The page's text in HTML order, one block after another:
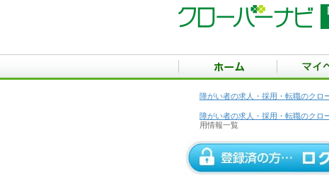
障がい者の求人・採用・転職のクロ
障がい者の求人・採用・転職のクロ
用情報一覧